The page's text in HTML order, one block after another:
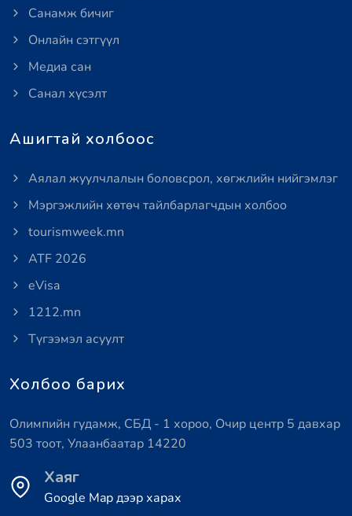
Санамж бичиг
Онлайн сэтгүүл
Медиа сан
Санал хүсэлт
Ашигтай холбоос
Аялал жуулчлалын боловсрол, хөгжлийн нийгэмлэг
Мэргэжлийн хөтөч тайлбарлагчдын холбоо
tourismweek.mn
ATF 2026
eVisa
1212.mn
Түгээмэл асуулт
Холбоо барих
Олимпийн гудамж, СБД - 1 хороо, Очир центр 5 давхар
503 тоот, Улаанбаатар 14220
Хаяг
Google Map дээр харах